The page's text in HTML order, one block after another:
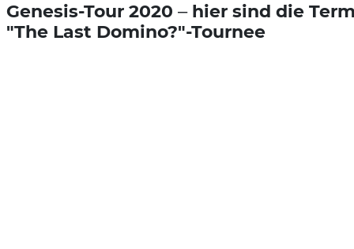
Genesis-Tour 2020 – hier sind die
"The Last Domino?"-Tournee